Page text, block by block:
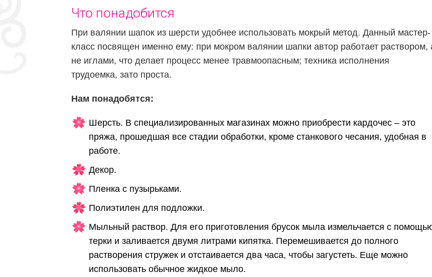
Что понадобится
При валянии шапок из шерсти удобнее использовать мокрый метод. Данный мастер-
класс посвящен именно ему: при мокром валянии шапки автор работает раствором,
не иглами, что делает процесс менее травмоопасным; техника исполнения
трудоемка, зато проста.
Нам понадобятся:
Шерсть. В специализированных магазинах можно приобрести кардочес – это
пряжа, прошедшая все стадии обработки, кроме станкового чесания, удобная в
работе.
Декор.
Пленка с пузырьками.
Полиэтилен для подложки.
Мыльный раствор. Для его приготовления брусок мыла измельчается с
терки и заливается двумя литрами кипятка. Перемешивается до полного
растворения стружек и отстаивается два часа, чтобы загустеть. Еще можно
использовать обычное жидкое мыло.